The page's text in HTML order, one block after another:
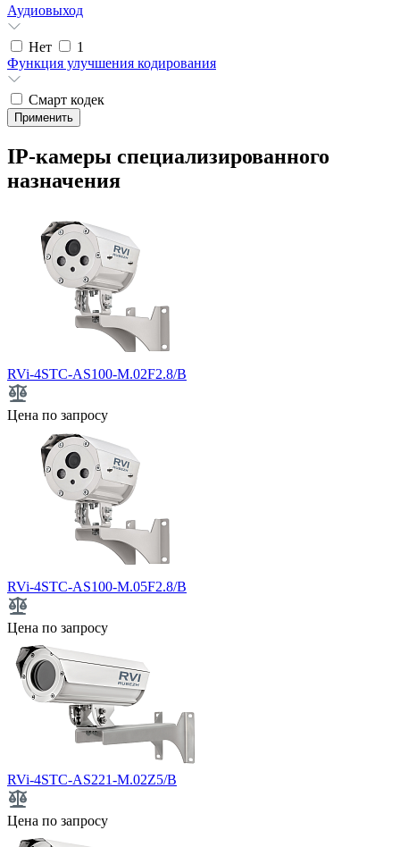
Аудиовыход
Нет
1
Функция улучшения кодирования
Смарт кодек
IP-камеры специализированного
назначения
RVi-4STC-AS100-M.02F2.8/B
Цена по запросу
RVi-4STC-AS100-M.05F2.8/B
Цена по запросу
RVi-4STC-AS221-M.02Z5/B
Цена по запросу